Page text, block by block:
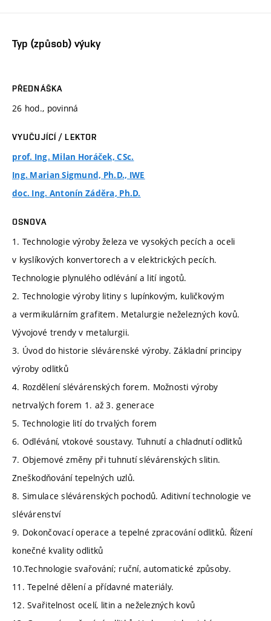
Typ (způsob) výuky
PŘEDNÁŠKA
26 hod., povinná
VYUČUJÍCÍ / LEKTOR
prof. Ing. Milan Horáček, CSc.
Ing. Marian Sigmund, Ph.D., IWE
doc. Ing. Antonín Záděra, Ph.D.
OSNOVA
1. Technologie výroby železa ve vysokých pecích a oceli
v kyslíkových konvertorech a v elektrických pecích.
Technologie plynulého odlévání a lití ingotů.
2. Technologie výroby litiny s lupínkovým, kuličkovým
a vermikulárním grafitem. Metalurgie neželezných kovů.
Vývojové trendy v metalurgii.
3. Úvod do historie slévárenské výroby. Základní principy
výroby odlitků
4. Rozdělení slévárenských forem. Možnosti výroby
netrvalých forem 1. až 3. generace
5. Technologie lití do trvalých forem
6. Odlévání, vtokové soustavy. Tuhnutí a chladnutí odlitků
7. Objemové změny při tuhnutí slévárenských slitin.
Zneškodňování tepelných uzlů.
8. Simulace slévárenských pochodů. Aditivní technologie ve
slévárenství
9. Dokončovací operace a tepelné zpracování odlitků. Řízení
konečné kvality odlitků
10.Technologie svařování; ruční, automatické způsoby.
11. Tepelné dělení a přídavné materiály.
12. Svařitelnost ocelí, litin a neželezných kovů